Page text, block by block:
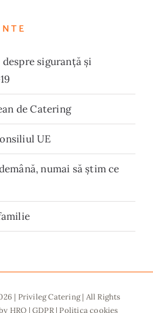
siguranță și
de Catering
UE
numai să știm ce
| Privileg Catering| All Rights
HRQ | GDPR| Politica cookies